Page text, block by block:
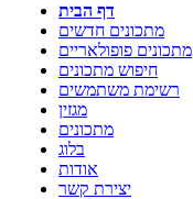
דף הבית
מתכונים חדשים
מתכונים פופולאריים
חיפוש מתכונים
רשימת משתמשים
מגזין
מתכונים
בלוג
אודות
יצירת קשר